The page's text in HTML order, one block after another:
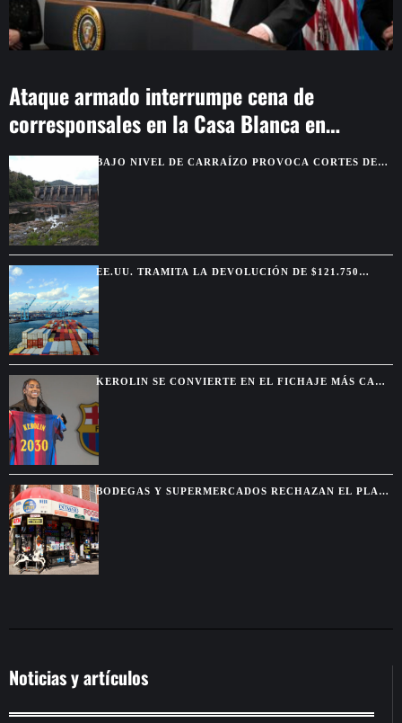
Ataque armado interrumpe cena de
corresponsales en la Casa Blanca en
WashingtonBAJO NIVEL DE CARRAÍZO PROVOCA CORTES DE
EE.UU. TRAMITA LA DEVOLUCIÓN DE $121.750
MILLONES POR ARANCELES ANULADOS
KEROLIN SE CONVIERTE EN EL FICHAJE MÁS CARO
BODEGAS Y SUPERMERCADOS RECHAZAN EL PLAN
MUNICIPAL DE MAMDANI
Noticias y artículos